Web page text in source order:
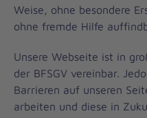
Weise, ohne besondere
ohne fremde Hilfe
Unsere Webseite ist in
der BFSGV vereinbar.
Barrieren auf unseren
arbeiten und diese in